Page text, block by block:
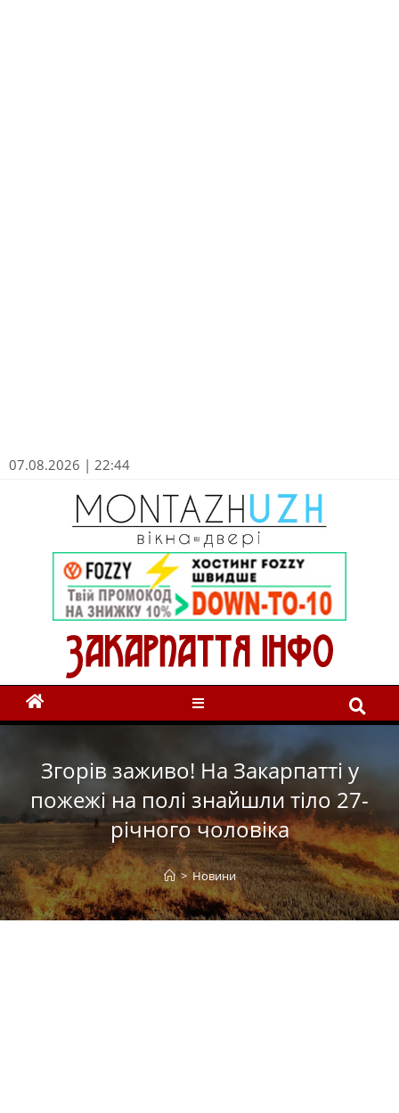
07.08.2026 | 22:44
Згорів заживо! На Закарпатті у
пожежі на полі знайшли тіло 27-
річного чоловіка
> Новини